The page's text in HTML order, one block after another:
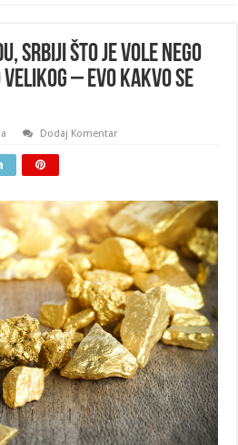
Srbiji što je vole nego
– EVO KAKVO SE
Dodaj Komentar